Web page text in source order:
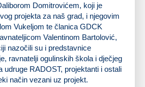
Domitrovićem, koji je
projekta za naš grad, i njegovim
Vukeljom te članica GDCK
Valentinom Bartolović,
nazočili su i predstavnice
ravnatelji ogulinskih škola i dječjeg
udruge RADOST, projektanti i ostali
način vezani uz projekt.